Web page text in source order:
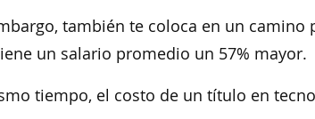
también te coloca en un
un salario promedio un 57% mayor.
tiempo, el costo de un título en